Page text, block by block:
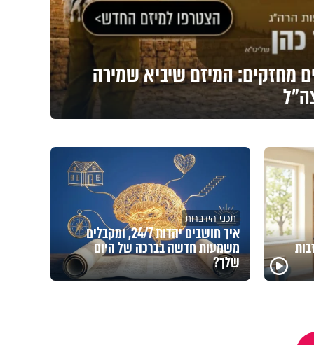
מחזקים: המיזם שיביא שמירה
תכני הידברות
איך חושבים יהדות 24/7, ומקבלים
משמעות חדשה בברכה של היום
שלך?